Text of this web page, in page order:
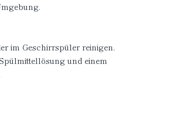
im Geschirrspüler reinigen.
und einem